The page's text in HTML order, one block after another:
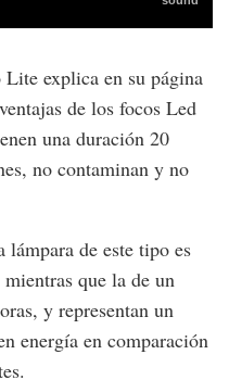
Lite explica en su página
de los focos Led
una duración 20
no contaminan y no
lámpara de este tipo es
que la de un
y representan un
energía en comparación